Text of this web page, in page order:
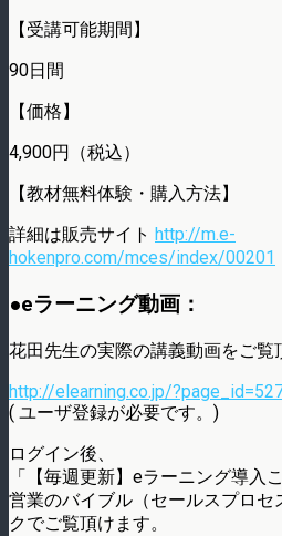
【受講可能期間】
90日間
【価格】
4,900円（税込）
【教材無料体験・購入方法】
詳細は販売サイト http://m.e-
hokenpro.com/mces/index/00201
●eラーニング動画：
花田先生の実際の講義動画をご覧
http://elearning.co.jp/
( ユーザ登録が必要です。)
ログイン後、
「【毎週更新】eラーニング導入
営業のバイブル（セールスプロセ
クでご覧頂けます。